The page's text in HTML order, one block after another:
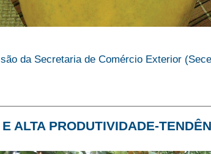
da Secretaria de Comércio Exterior
ALTA PRODUTIVIDADE-